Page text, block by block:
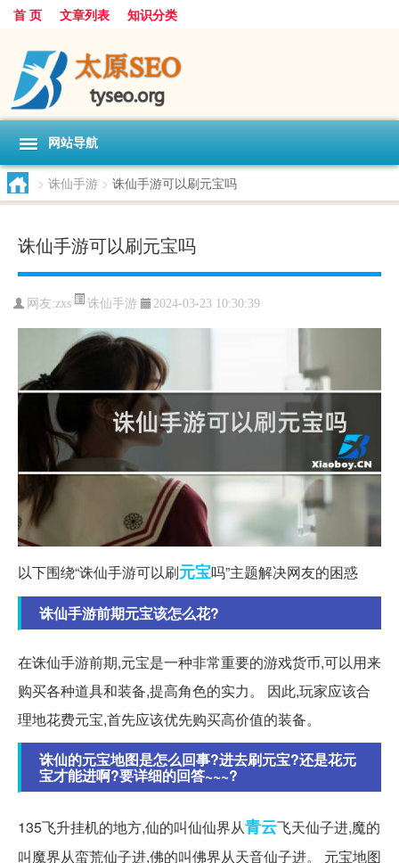
首 页 文章列表 知识分类
网站导航
> 诛仙手游 > 诛仙手游可以刷元宝吗
诛仙手游可以刷元宝吗
网友:zxs 诛仙手游 2024-03-23 10:30:39
以下围绕“诛仙手游可以刷元宝吗”主题解决网友的困惑
诛仙手游前期元宝该怎么花?
在诛仙手游前期,元宝是一种非常重要的游戏货币,可以用来
购买各种道具和装备,提高角色的实力。 因此,玩家应该合
理地花费元宝,首先应该优先购买高价值的装备。
诛仙的元宝地图是怎么回事?进去刷元宝?还是花元
宝才能进啊?要详细的回答~~~?
135飞升挂机的地方,仙的叫仙仙界从青云飞天仙子进,魔的
叫魔界从蛮荒仙子进,佛的叫佛界从天音仙子进。 元宝地图